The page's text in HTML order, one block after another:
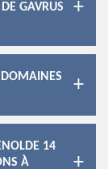
GAVRUS
14
À